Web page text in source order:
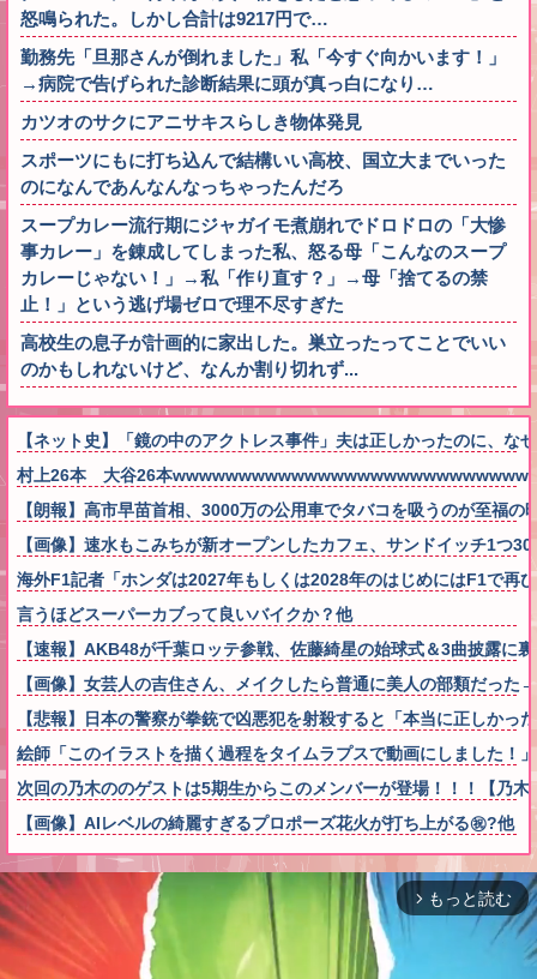
怒鳴られた。しかし合計は9217円で…
勤務先「旦那さんが倒れました」私「今すぐ向かいます！」
→病院で告げられた診断結果に頭が真っ白になり…
カツオのサクにアニサキスらしき物体発見
スポーツにもに打ち込んで結構いい高校、国立大までいった
のになんであんなんなっちゃったんだろ
スープカレー流行期にジャガイモ煮崩れでドロドロの「大惨
事カレー」を錬成してしまった私、怒る母「こんなのスープ
カレーじゃない！」→私「作り直す？」→母「捨てるの禁
止！」という逃げ場ゼロで理不尽すぎた
高校生の息子が計画的に家出した。巣立ったってことでいい
のかもしれないけど、なんか割り切れず...
【ネット史】「鏡の中のアクトレス事件」夫は正しかったのに、な
村上26本 大谷26本
【朗報】高市早苗首相、3000万の公用車でタバコを吸うのが至福の
【画像】速水もこみちが新オープンしたカフェ、サンドイッチ1
海外F1記者「ホンダは2027年もしくは2028年のはじめにはF1で再
言うほどスーパーカブって良いバイクか？他
【速報】AKB48が千葉ロッテ参戦、佐藤綺星の始球式＆3曲披露に
【画像】女芸人の吉住さん、メイクしたら普通に美人の部類だっ
【悲報】日本の警察が拳銃で凶悪犯を射殺すると「本当に正しかっ
絵師「このイラストを描く過程をタイムラプスで動画にしました！
次回の乃木ののゲストは5期生からこのメンバーが登場！！！【乃木
【画像】AIレベルの綺麗すぎるプロポーズ花火が打ち上がる㊗?他
arrow_forward_ios もっと読む